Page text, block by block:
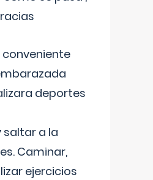
conveniente
deportes
a la
Caminar,
ejercicios